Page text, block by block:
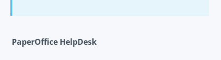
PaperOffice HelpDesk